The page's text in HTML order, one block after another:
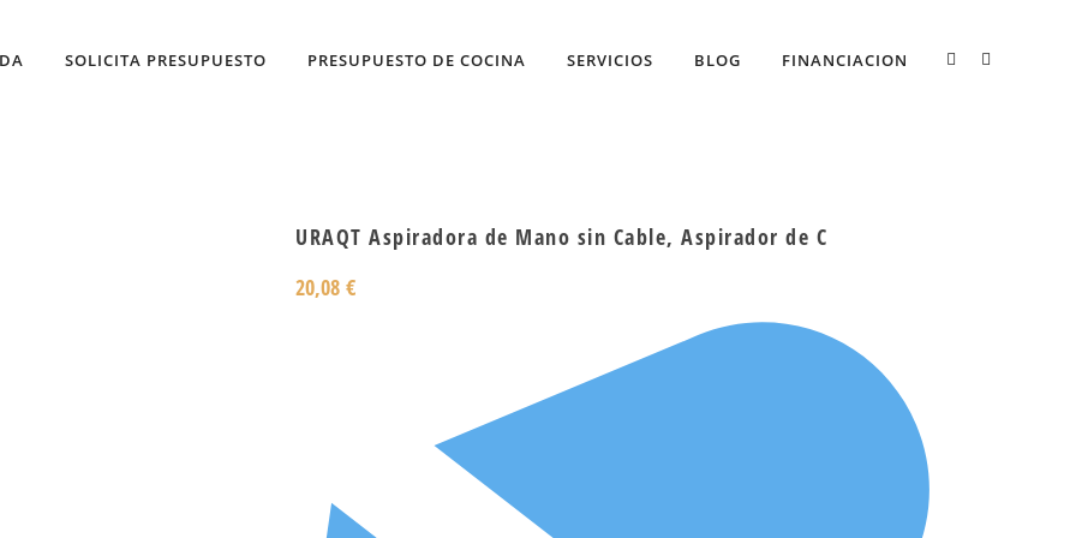
SOLICITA PRESUPUESTO PRESUPUESTO DE COCINA SERVICIOS BLOG FINANCIACION
URAQT Aspiradora de Mano sin Cable, Aspirador de C
20,08 €